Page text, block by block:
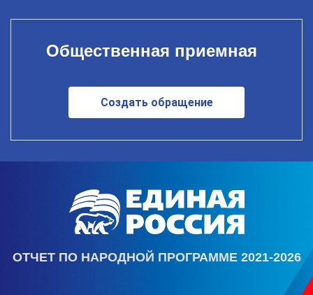
Общественная приемная
Создать обращение
ОТЧЕТ ПО НАРОДНОЙ ПРОГРАММЕ 2021-2026